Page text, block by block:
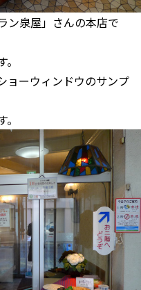
ン泉屋」さんの本店で
ョーウィンドウのサンプ